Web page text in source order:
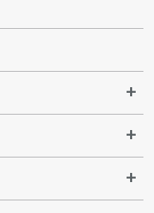
+
+
+